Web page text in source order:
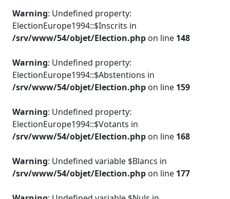
Warning: Undefined property:
ElectionEurope1994::$Inscrits in
/srv/www/54/objet/Election.php on line 148
Warning: Undefined property:
ElectionEurope1994::$Abstentions in
/srv/www/54/objet/Election.php on line 159
Warning: Undefined property:
ElectionEurope1994::$Votants in
/srv/www/54/objet/Election.php on line 168
Warning: Undefined variable $Blancs in
/srv/www/54/objet/Election.php on line 177